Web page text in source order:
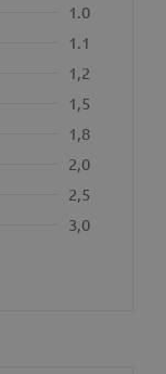
1.0
1.1
1,2
1,5
1,8
2,0
2,5
3,0